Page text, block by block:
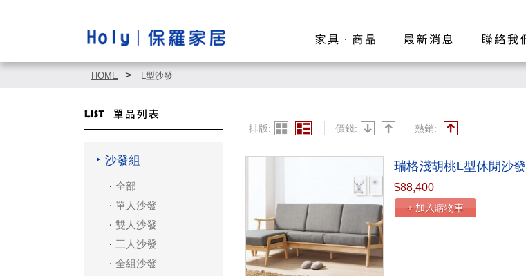
HOME L型沙發
沙發組
全部
單人沙發
雙人沙發
三人沙發
全組沙發
排版: 價錢: 熱銷:
瑞格淺胡桃L型休閒沙發
$88,400
+ 加入購物車